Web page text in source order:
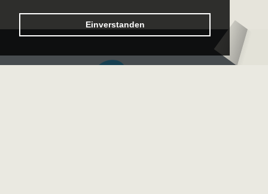
Einverstanden
Logo – Sächsische Bläserphilharmonie
Logo – Deutsche